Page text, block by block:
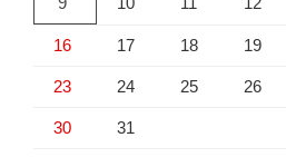
16 17 18 19
23 24 25 26
30 31